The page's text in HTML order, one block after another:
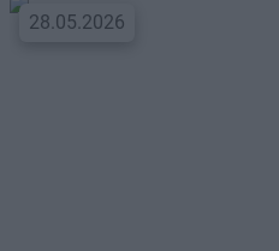
28.05.2026